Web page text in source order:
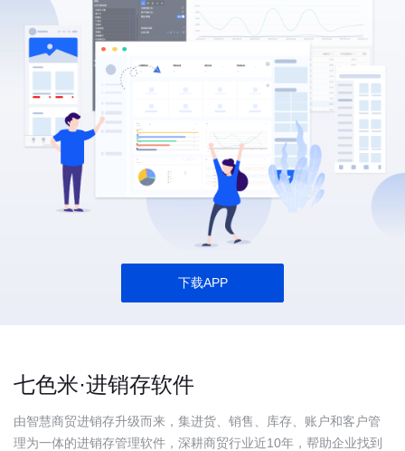
下载APP
七色米·进销存软件
由智慧商贸进销存升级而来，集进货、销售、库存、账户和客户管
理为一体的进销存管理软件，深耕商贸行业近10年，帮助企业找到